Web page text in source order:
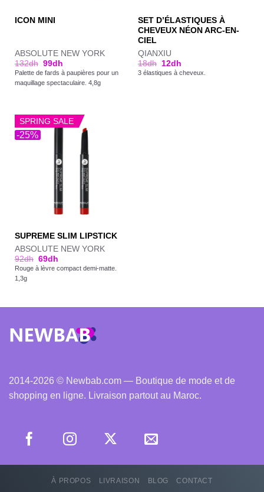
ICON MINI
ABSOLUTE NEW YORK
132dh 99dh
Palette de fards à paupières pour un
maquillage spectaculaire. 4,8g
SET D’ÉLASTIQUES À
CHEVEUX NÉON ARC-EN-
CIEL
QIANXIU
18dh 12dh
3 élastiques à cheveux.
-25%
SPRING SALE
SUPREME SLIM LIPSTICK
ABSOLUTE NEW YORK
92dh 69dh
Rouge à lèvre compact demi-matte.
1,3g
2014-2026 © Newbab.com — Boutique de mode et de
shopping en ligne. Livraison partout au Maroc.
À PROPOS LIVRAISON BLOG CONTACT